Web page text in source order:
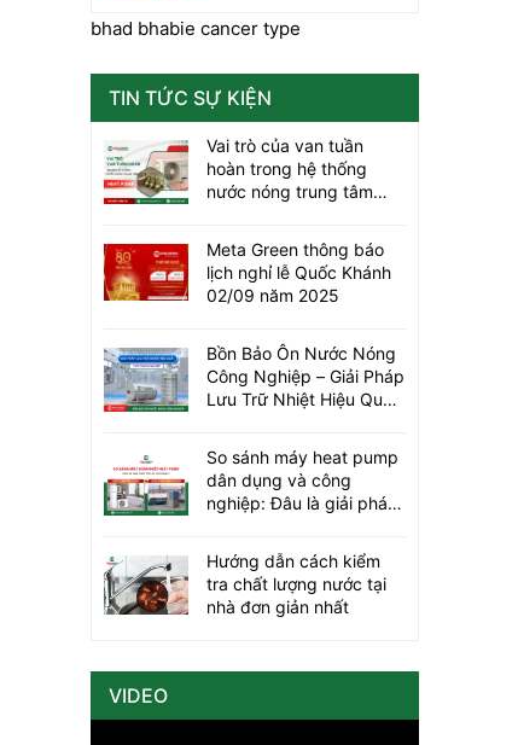
Dương tại TT Cát Bà,
bhad bhabie cancer type
TIN TỨC SỰ KIỆN
Vai trò của van tuần
hoàn trong hệ thống
nước nóng trung tâm
Meta Green thông báo
lịch nghỉ lễ Quốc Khánh
02/09 năm 2025
Bồn Bảo Ôn Nước Nóng
Công Nghiệp – Giải Pháp
Lưu Trữ Nhiệt Hiệu Quả
So sánh máy heat pump
dân dụng và công
nghiệp: Đâu là giải pháp
Hướng dẫn cách kiểm
tra chất lượng nước tại
nhà đơn giản nhất
VIDEO